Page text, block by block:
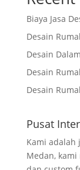
Biaya Jasa
Desain
Desain
Desain
Desain
Pusat
Kami adalah
Medan,